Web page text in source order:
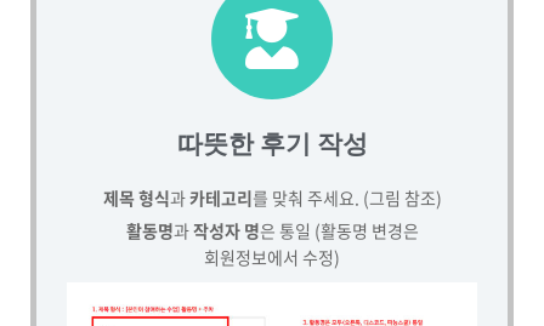
따뜻한 후기 작성
제목 형식과카테고리를 맞춰 주세요. (그림 참조)
활동명과작성자 명은 통일 (활동명 변경은
회원정보에서 수정)